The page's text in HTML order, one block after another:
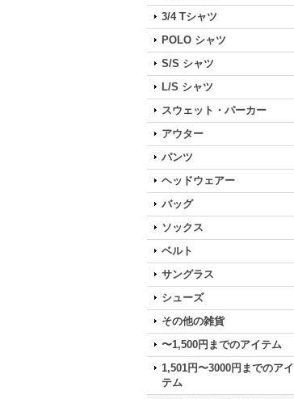
3/4 Tシャツ
POLO シャツ
S/S シャツ
L/S シャツ
スウェット・パーカー
アウター
パンツ
ヘッドウェアー
バッグ
ソックス
ベルト
サングラス
シューズ
その他の雑貨
〜1,500円までのアイテム
1,501円〜3000円までのアイ
テム